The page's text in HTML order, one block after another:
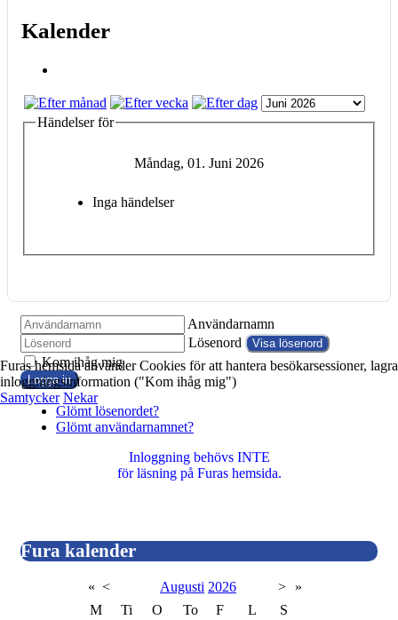
Kalender
Händelser för
Måndag, 01. Juni 2026
Inga händelser
Användarnamn
Lösenord
Visa lösenord
Kom ihåg mig
Logga in
Glömt lösenordet?
Glömt användarnamnet?
Inloggning behövs INTE
för läsning på Furas hemsida.
Fura kalender
« < Augusti 2026 >
»
M
Ti O To F L S
Furas hemsida använder Cookies för att hantera besökarsessioner, lagra
inloggningsinformation ("Kom ihåg mig")
Samtycker Nekar